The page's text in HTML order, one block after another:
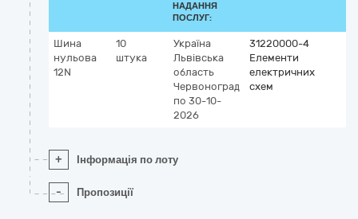
НАДАННЯ
ПОСЛУГ:
Шина
нульова
12N
10
штука
Україна
Львівська
область
Червоноград
по 30-10-
2026
31220000-4
Елементи
електричних
схем
+ Інформація по лоту
- Пропозиції